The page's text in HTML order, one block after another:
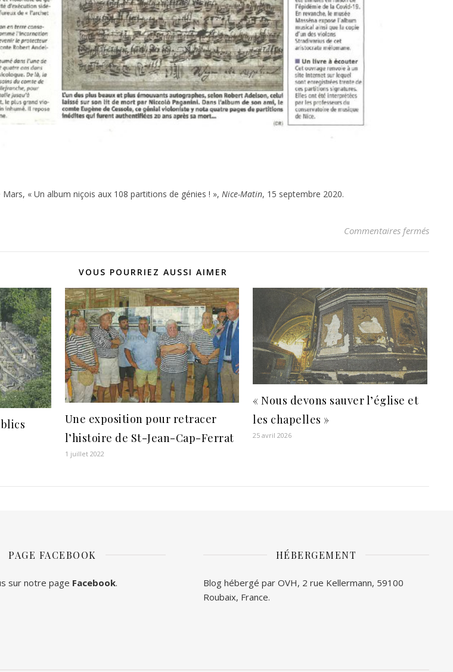
Mars, « Un album niçois aux 108 partitions de génies ! », Nice-Matin, 15 septembre 2020.
Commentaires ferméssur
VOUS POURRIEZ AUSSI AIMER
Une exposition pour retracer
l’histoire de St-Jean-Cap-Ferrat
1 juillet 2022
« Nous devons sauver l’église et
les chapelles »
25 avril 2026
PAGE FACEBOOK
sur notre page Facebook.
HÉBERGEMENT
Blog hébergé par OVH, 2 rue Kellermann, 59100
Roubaix, France.